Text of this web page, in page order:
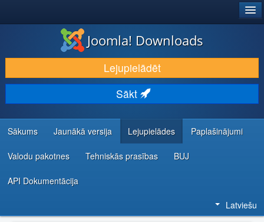
LEJUPIELĀDĒT UN PAPLAŠINĀT
ATKLĀJ UN IEMĀCIES
KOPIENA UN ATBALSTS
IZSTRĀDĀTĀJU RESURSI
Joomla! Downloads
Lejupielādēt
Sākt
Sākums Jaunākā versija Lejupielādes Paplašinājumi
Valodu pakotnes Tehniskās prasības BUJ
API Dokumentācija
Latviešu